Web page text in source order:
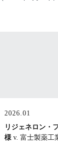
2026.01
リジェネロン・
様 v. 富士製薬工